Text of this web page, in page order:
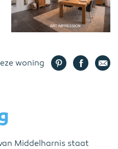
woning
Middelharnis staat